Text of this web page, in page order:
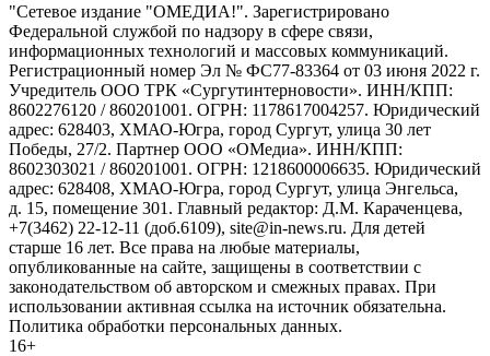
"Сетевое издание "ОМЕДИА!". Зарегистрировано
Федеральной службой по надзору в сфере связи,
информационных технологий и массовых коммуникаций.
Регистрационный номер Эл № ФС77-83364 от 03 июня 2022 г.
Учредитель ООО ТРК «Сургутинтерновости». ИНН/КПП:
8602276120 / 860201001. ОГРН: 1178617004257. Юридический
адрес: 628403, ХМАО-Югра, город Сургут, улица 30 лет
Победы, 27/2. Партнер ООО «ОМедиа». ИНН/КПП:
8602303021 / 860201001. ОГРН: 1218600006635. Юридический
адрес: 628408, ХМАО-Югра, город Сургут, улица Энгельса,
д. 15, помещение 301. Главный редактор: Д.М. Караченцева,
+7(3462) 22-12-11 (доб.6109), site@in-news.ru. Для детей
старше 16 лет. Все права на любые материалы,
опубликованные на сайте, защищены в соответствии с
законодательством об авторском и смежных правах. При
использовании активная ссылка на источник обязательна.
Политика обработки персональных данных.
16+